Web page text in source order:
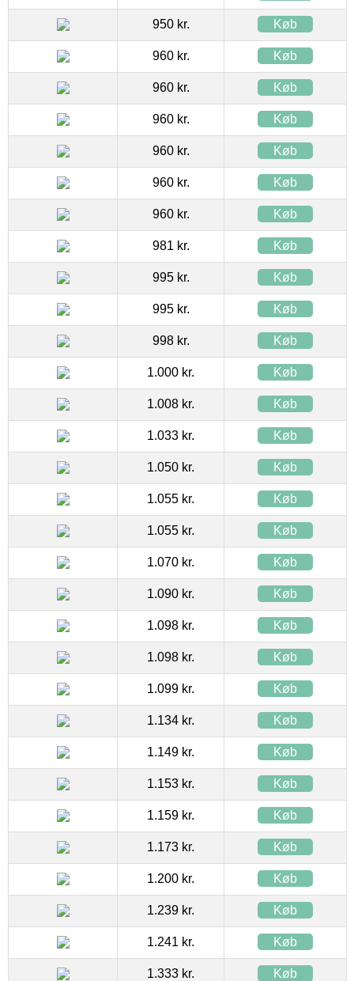
950 kr. Køb
960 kr. Køb
960 kr. Køb
960 kr. Køb
960 kr. Køb
960 kr. Køb
960 kr. Køb
981 kr. Køb
995 kr. Køb
995 kr. Køb
998 kr. Køb
1.000 kr. Køb
1.008 kr. Køb
1.033 kr. Køb
1.050 kr. Køb
1.055 kr. Køb
1.055 kr. Køb
1.070 kr. Køb
1.090 kr. Køb
1.098 kr. Køb
1.098 kr. Køb
1.099 kr. Køb
1.134 kr. Køb
1.149 kr. Køb
1.153 kr. Køb
1.159 kr. Køb
1.173 kr. Køb
1.200 kr. Køb
1.239 kr. Køb
1.241 kr. Køb
1.333 kr. Køb